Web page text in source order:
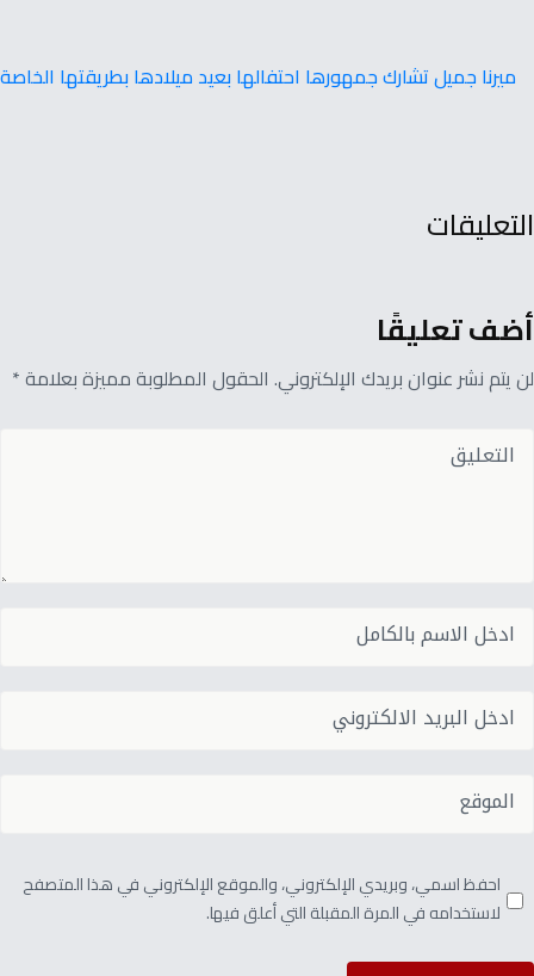
ميرنا جميل تشارك جمهورها احتفالها بعيد ميلادها بطريقتها الخاصة
التعليقات
أضف تعليقًا
لن يتم نشر عنوان بريدك الإلكتروني. الحقول المطلوبة مميزة بعلامة *
احفظ اسمي، وبريدي الإلكتروني، والموقع الإلكتروني في هذا المتصفح
لاستخدامه في المرة المقبلة التي أعلق فيها.